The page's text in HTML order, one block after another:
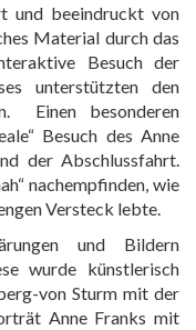
und beeindruckt von
Material durch das
Besuch der
unterstützten den
Einen besonderen
Besuch des Anne
der Abschlussfahrt.
nachempfinden, wie
Versteck lebte.
und Bildern
wurde künstlerisch
von Sturm mit der
Anne Franks mit